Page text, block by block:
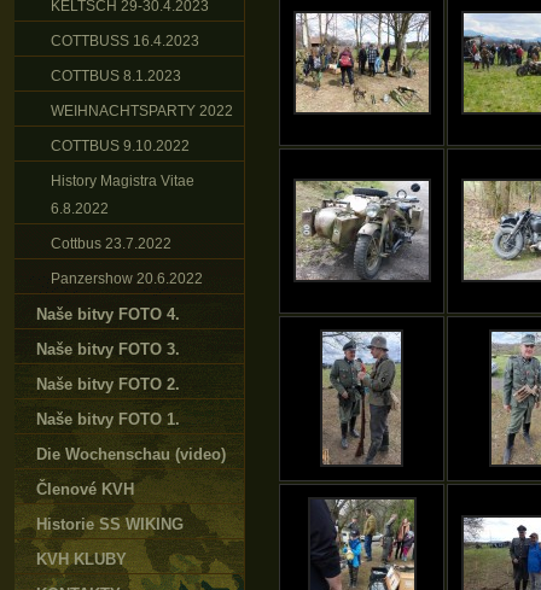
KELTSCH 29-30.4.2023
COTTBUSS 16.4.2023
COTTBUS 8.1.2023
WEIHNACHTSPARTY 2022
COTTBUS 9.10.2022
History Magistra Vitae
6.8.2022
Cottbus 23.7.2022
Panzershow 20.6.2022
Naše bitvy FOTO 4.
Naše bitvy FOTO 3.
Naše bitvy FOTO 2.
Naše bitvy FOTO 1.
Die Wochenschau (video)
Členové KVH
Historie SS WIKING
KVH KLUBY